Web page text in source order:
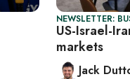
NEWSLETTER:
US-Israel-
markets
Jack